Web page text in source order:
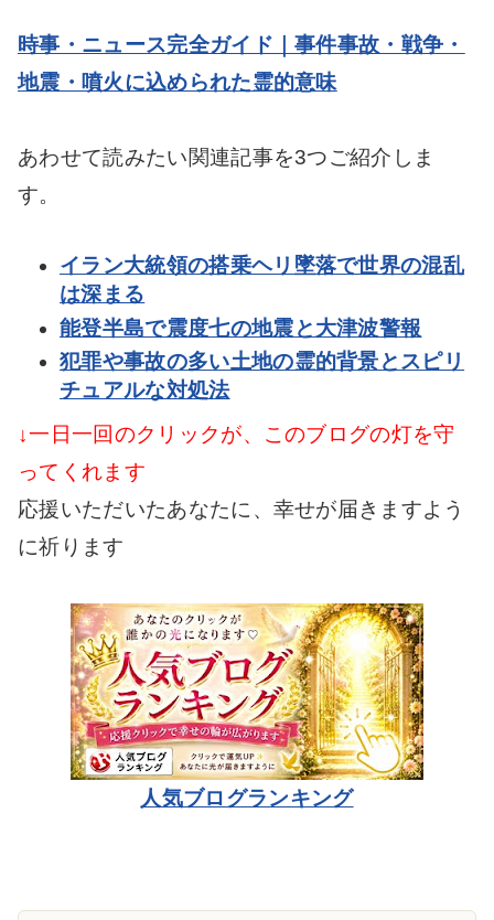
時事・ニュース完全ガイド｜事件事故・戦争・
地震・噴火に込められた霊的意味
あわせて読みたい関連記事を3つご紹介しま
す。
イラン大統領の搭乗ヘリ墜落で世界の混乱
は深まる
能登半島で震度七の地震と大津波警報
犯罪や事故の多い土地の霊的背景とスピリ
チュアルな対処法
↓一日一回のクリックが、このブログの灯を守
ってくれます
応援いただいたあなたに、幸せが届きますよう
に祈ります
人気ブログランキング